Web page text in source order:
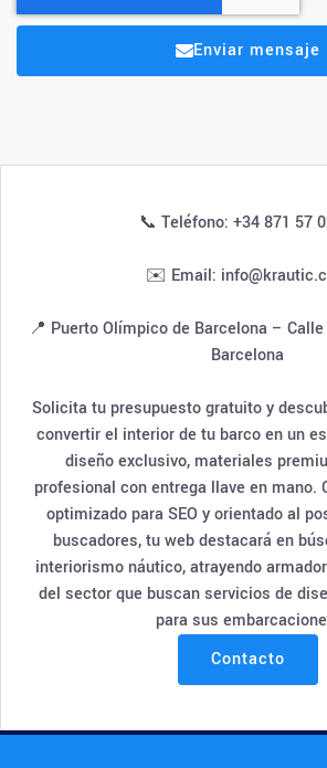
Enviar mensaje
📞 Teléfono: +34 871 57
✉️ Email:
📍 Puerto Olímpico de Barcelona –
Barcelona
Solicita tu presupuesto gratuito y
convertir el interior de tu barco en un
diseño exclusivo, materiales
profesional con entrega llave en mano.
optimizado para SEO y orientado al
buscadores, tu web destacará en
interiorismo náutico, atrayendo
del sector que buscan servicios de
para sus
Contacto